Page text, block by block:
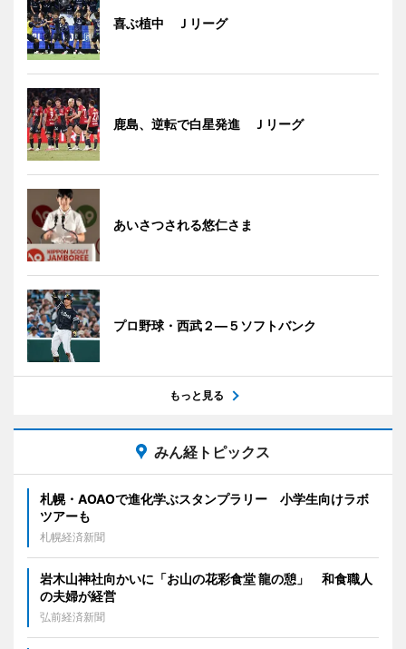
喜ぶ植中 Ｊリーグ
鹿島、逆転で白星発進 Ｊリーグ
あいさつされる悠仁さま
プロ野球・西武２―５ソフトバンク
もっと見る
みん経トピックス
札幌・AOAOで進化学ぶスタンプラリー 小学生向けラボ
ツアーも
札幌経済新聞
岩木山神社向かいに「お山の花彩食堂 龍の憩」 和食職人
の夫婦が経営
弘前経済新聞